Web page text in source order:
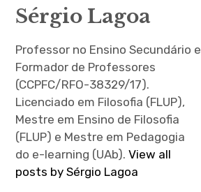
com…
Sérgio Lagoa
Professor no Ensino Secundário e
Formador de Professores
(CCPFC/RFO-38329/17).
Licenciado em Filosofia (FLUP),
Mestre em Ensino de Filosofia
(FLUP) e Mestre em Pedagogia
do e-learning (UAb).View all
posts by Sérgio Lagoa